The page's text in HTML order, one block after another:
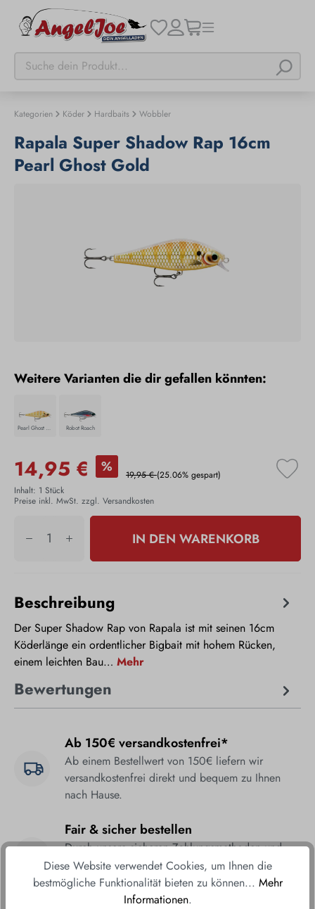
Kategorien Köder Hardbaits Wobbler
Rapala Super Shadow Rap 16cm
Pearl Ghost Gold
Weitere Varianten die dir gefallen könnten:
Pearl Ghost Gold Robot Roach
14,95 € % 19,95 €(25.06% gespart)
Inhalt: 1 Stück
Preise inkl. MwSt. zzgl. Versandkosten
IN DEN WARENKORB
Beschreibung
Der Super Shadow Rap von Rapala ist mit seinen 16cm
Köderlänge ein ordentlicher Bigbait mit hohem Rücken,
einem leichten Bau… Mehr
Bewertungen
Ab 150€ versandkostenfrei*
Ab einem Bestellwert von 150€ liefern wir
versandkostenfrei direkt und bequem zu Ihnen
nach Hause.
Fair & sicher bestellen
Durch unsere sicheren Zahlungsmethoden und
verschlüsselte Datenübertragung gewährleisten wir
Ihnen ein sorgenfreies Einkaufserlebnis.
Diese Website verwendet Cookies, um Ihnen die
bestmögliche Funktionalität bieten zu können... Mehr
Informationen.